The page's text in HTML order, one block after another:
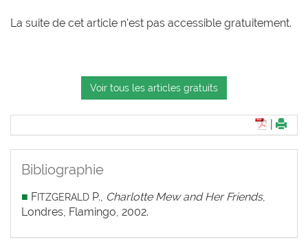
La suite de cet article n'est pas accessible gratuitement.
Voir tous les articles gratuits
Bibliographie
■ FITZGERALD P., Charlotte Mew and Her Friends,
Londres, Flamingo, 2002.